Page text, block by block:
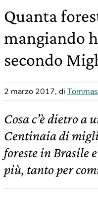
Quanta
mangiando
secondo
2 marzo 2017, di
Cosa c’è dietro a
Centinaia di
foreste in Brasile
più, tanto per